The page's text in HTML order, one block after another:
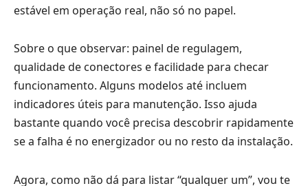
estável em operação real, não só no papel.
Sobre o que observar: painel de regulagem,
qualidade de conectores e facilidade para checar
funcionamento. Alguns modelos até incluem
indicadores úteis para manutenção. Isso ajuda
bastante quando você precisa descobrir rapidamente
se a falha é no energizador ou no resto da instalação.
Agora, como não dá para listar “qualquer um”, vou te